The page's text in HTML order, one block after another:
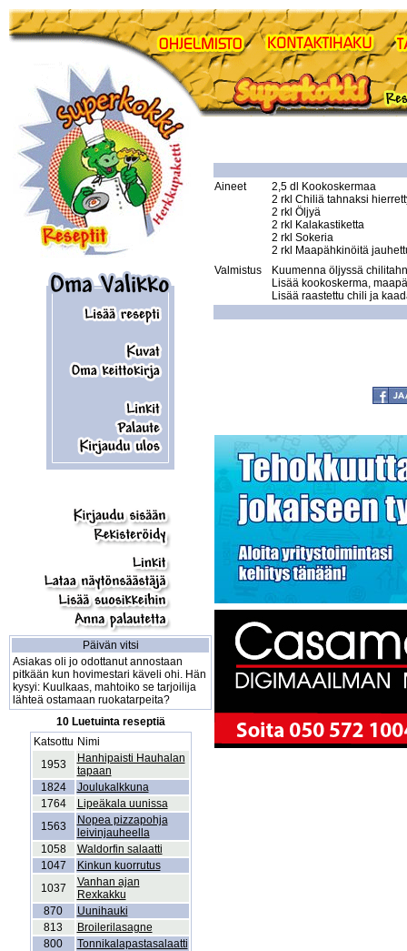
Päivän vitsi
Asiakas oli jo odottanut annostaan
pitkään kun hovimestari käveli ohi. Hän
kysyi: Kuulkaas, mahtoiko se tarjoilija
lähteä ostamaan ruokatarpeita?
10 Luetuinta reseptiä
Katsottu Nimi
1953
Hanhipaisti Hauhalan
tapaan
1824
Joulukalkkuna
1764
Lipeäkala uunissa
1563
Nopea pizzapohja
leivinjauheella
1058
Waldorfin salaatti
1047
Kinkun kuorrutus
1037
Vanhan ajan
Rexkakku
870
Uunihauki
813
Broilerilasagne
800
Tonnikalapastasalaatti
Aineet
2,5 dl Kookoskermaa
2 rkl Chiliä tahnaksi
2 rkl Öljyä
2 rkl Kalakastiketta
2 rkl Sokeria
Valmistus
Kuumenna öljyssä
Lisää kookoskerma,
Lisää raastettu chili ja